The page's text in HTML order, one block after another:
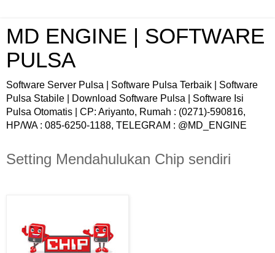
MD ENGINE | SOFTWARE
PULSA
Software Server Pulsa | Software Pulsa Terbaik | Software
Pulsa Stabile | Download Software Pulsa | Software Isi
Pulsa Otomatis | CP: Ariyanto, Rumah : (0271)-590816,
HP/WA : 085-6250-1188, TELEGRAM : @MD_ENGINE
Setting Mendahulukan Chip sendiri